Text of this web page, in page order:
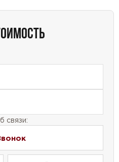
и уютную атмосферу.
связи: